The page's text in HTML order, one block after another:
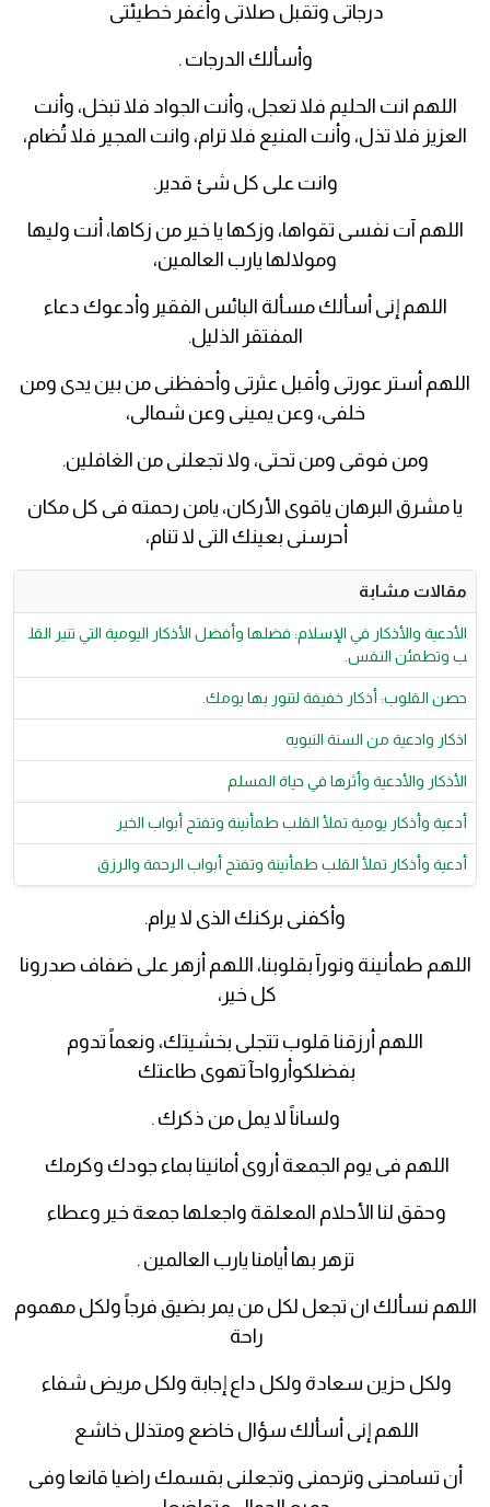
درجاتى وتقبل صلاتى وأغفر خطيئتى
وأسألك الدرجات .
اللهم انت الحليم فلا تعجل، وأنت الجواد فلا تبخل، وأنت
العزيز فلا تذل، وأنت المنيع فلا ترام، وانت المجير فلا تُضام،
وانت على كل شئ قدير.
اللهم آت نفسى تقواها، وزكها يا خير من زكاها، أنت وليها
ومولالها يارب العالمين،
اللهم إنى أسألك مسألة البائس الفقير وأدعوك دعاء
المفتقر الذليل.
اللهم أستر عورتى وأقبل عثرتى وأحفظنى من بين يدى ومن
خلفى، وعن يمينى وعن شمالى،
ومن فوقى ومن تحتى، ولا تجعلنى من الغافلين.
يا مشرق البرهان ياقوى الأركان، يامن رحمته فى كل مكان
أحرسنى بعينك التى لا تنام،
مقالات مشابة
الأدعية والأذكار في الإسلام: فضلها وأفضل الأذكار اليومية التي تنير القل
ب وتطمئن النفس.
حصن القلوب: أذكار خفيفة لتنور بها يومك.
اذكار وادعية من السنة النبويه
الأذكار والأدعية وأثرها في حياة المسلم
أدعية وأذكار يومية تملأ القلب طمأنينة وتفتح أبواب الخير
أدعية وأذكار تملأ القلب طمأنينة وتفتح أبواب الرحمة والرزق
وأكفنى بركنك الذى لا يرام.
اللهم طمأنينة ونورآ بقلوبنا، اللهم أزهر على ضفاف صدرونا
كل خير،
اللهم أرزقنا قلوب تتجلى بخشيتك، ونعماً تدوم
بفضلكوأرواحآ تهوى طاعتك
ولساناً لا يمل من ذكرك .
اللهم فى يوم الجمعة أروى أمانينا بماء جودك وكرمك
وحقق لنا الأحلام المعلقة واجعلها جمعة خير وعطاء
تزهر بها أيامنا يارب العالمين .
اللهم نسألك ان تجعل لكل من يمر بضيق فرجاً ولكل مهموم
راحة
ولكل حزين سعادة ولكل داع إجابة ولكل مريض شفاء
اللهم إنى أسألك سؤال خاضع ومتذلل خاشع
أن تسامحنى وترحمنى وتجعلنى بقسمك راضيا قانعا وفى